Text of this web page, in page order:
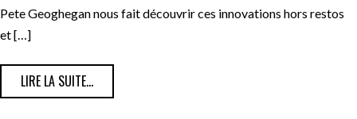
Pete Geoghegan nous fait découvrir ces innovations hors restos
et […]
LIRE LA SUITE…FROM LE CHEF PETE GEOGHEGAN NOUS PARLE DES